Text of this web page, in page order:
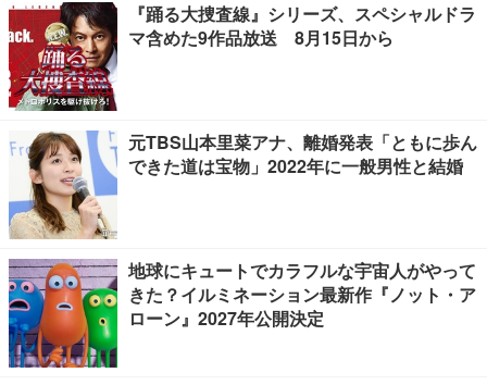
『踊る大捜査線』シリーズ、スペシャルドラ
マ含めた9作品放送 8月15日から
元TBS山本里菜アナ、離婚発表「ともに歩ん
できた道は宝物」2022年に一般男性と結婚
地球にキュートでカラフルな宇宙人がやって
きた？イルミネーション最新作『ノット・ア
ローン』2027年公開決定